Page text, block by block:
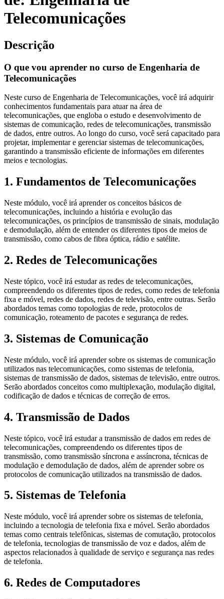
Telecomunicações
Descrição
O que vou aprender no curso de Engenharia de
Telecomunicações
Neste curso de Engenharia de Telecomunicações, você irá adquirir
conhecimentos fundamentais para atuar na área de
telecomunicações, que engloba o estudo e desenvolvimento de
sistemas de comunicação, redes de telecomunicações, transmissão
de dados, entre outros. Ao longo do curso, você será capacitado para
projetar, implementar e gerenciar sistemas de telecomunicações,
garantindo a transmissão eficiente de informações em diferentes
meios e tecnologias.
1. Fundamentos de Telecomunicações
Neste módulo, você irá aprender os conceitos básicos de
telecomunicações, incluindo a história e evolução das
telecomunicações, os princípios de transmissão de sinais, modulação
e demodulação, além de entender os diferentes tipos de meios de
transmissão, como cabos de fibra óptica, rádio e satélite.
2. Redes de Telecomunicações
Neste tópico, você irá estudar as redes de telecomunicações,
compreendendo os diferentes tipos de redes, como redes de telefonia
fixa e móvel, redes de dados, redes de televisão, entre outras. Serão
abordados temas como topologias de rede, protocolos de
comunicação, roteamento de pacotes e segurança de redes.
3. Sistemas de Comunicação
Neste módulo, você irá aprender sobre os sistemas de comunicação
utilizados nas telecomunicações, como sistemas de telefonia,
sistemas de transmissão de dados, sistemas de televisão, entre outros.
Serão abordados conceitos como multiplexação, modulação digital,
codificação de dados e técnicas de correção de erros.
4. Transmissão de Dados
Neste tópico, você irá estudar a transmissão de dados em redes de
telecomunicações, compreendendo os diferentes tipos de
transmissão, como transmissão síncrona e assíncrona, técnicas de
modulação e demodulação de dados, além de aprender sobre os
protocolos de comunicação utilizados na transmissão de dados.
5. Sistemas de Telefonia
Neste módulo, você irá aprender sobre os sistemas de telefonia,
incluindo a tecnologia de telefonia fixa e móvel. Serão abordados
temas como centrais telefônicas, sistemas de comutação, protocolos
de telefonia, tecnologias de transmissão de voz e dados, além de
aspectos relacionados à qualidade de serviço e segurança nas redes
de telefonia.
6. Redes de Computadores